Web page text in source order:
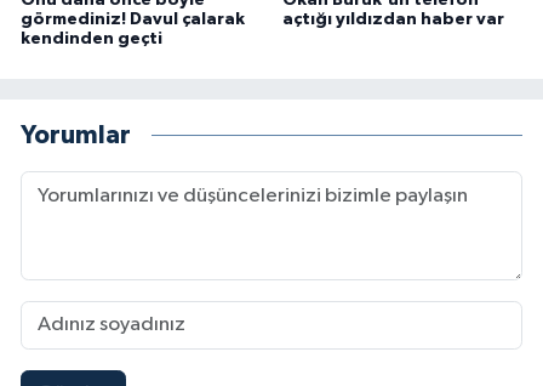
görmediniz! Davul çalarak
kendinden geçti
açtığı yıldızdan haber var
Yorumlar